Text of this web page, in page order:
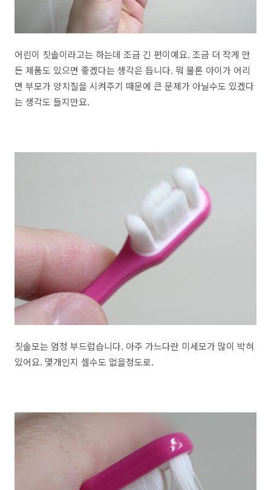
어린이 칫솔이라고는 하는데 조금 긴 편이예요. 조금 더 작게 만
든 제품도 있으면 좋겠다는 생각은 듭니다. 뭐 물론 아이가 어리
면 부모가 양치질을 시켜주기 때문에 큰 문제가 아닐수도 있겠다
는 생각도 들지만요.
칫솔모는 엄청 부드럽습니다. 아주 가느다란 미세모가 많이 박혀
있어요. 몇개인지 셀수도 없을정도로.